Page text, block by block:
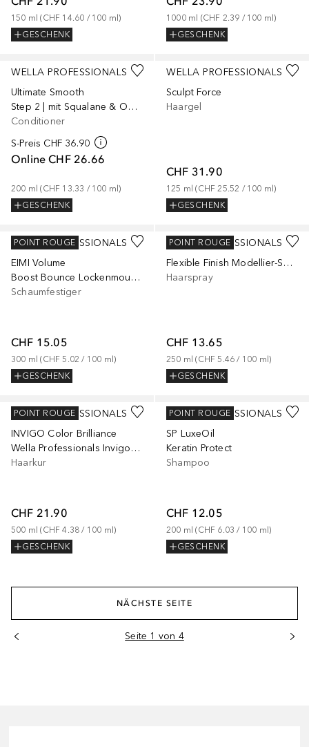
150 ml (CHF 14.60 / 100 ml)
GESCHENK
1000 ml (CHF 2.39 / 100 ml)
GESCHENK
WELLA PROFESSIONALS
Ultimate Smooth
Step 2 | mit Squalane & Omega-9
Conditioner
S-Preis CHF 36.90
Online CHF 26.66
200 ml (CHF 13.33 / 100 ml)
GESCHENK
WELLA PROFESSIONALS
Sculpt Force
Haargel
CHF 31.90
125 ml (CHF 25.52 / 100 ml)
GESCHENK
WELLA PROFESSIONALS
EIMI Volume
Boost Bounce Lockenmousse
Schaumfestiger
CHF 15.05
300 ml (CHF 5.02 / 100 ml)
GESCHENK
POINT ROUGE
WELLA PROFESSIONALS
Flexible Finish Modellier-Spray
Haarspray
CHF 13.65
250 ml (CHF 5.46 / 100 ml)
GESCHENK
POINT ROUGE
WELLA PROFESSIONALS
INVIGO Color Brilliance
Wella Professionals Invigo Color Brilliance Mask Gekleurd & Fijn Haar 150 ml
Haarkur
CHF 21.90
500 ml (CHF 4.38 / 100 ml)
GESCHENK
POINT ROUGE
WELLA PROFESSIONALS
SP LuxeOil
Keratin Protect
Shampoo
CHF 12.05
200 ml (CHF 6.03 / 100 ml)
GESCHENK
POINT ROUGE
NÄCHSTE SEITE
Seite 1 von 4